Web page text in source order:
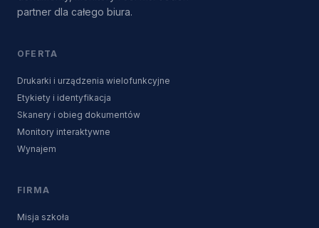
partner dla całego biura.
OFERTA
Drukarki i urządzenia wielofunkcyjne
Etykiety i identyfikacja
Skanery i obieg dokumentów
Monitory interaktywne
Wynajem
FIRMA
Misja szkoła